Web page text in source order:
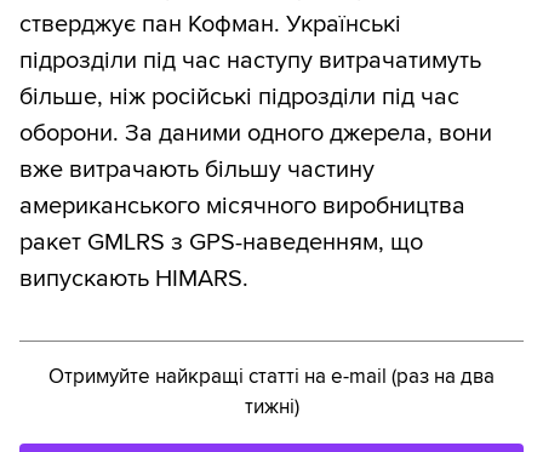
стверджує пан Кофман. Українські
підрозділи під час наступу витрачатимуть
більше, ніж російські підрозділи під час
оборони. За даними одного джерела, вони
вже витрачають більшу частину
американського місячного виробництва
ракет GMLRS з GPS-наведенням, що
випускають HIMARS.
Отримуйте найкращі статті на e-mail (раз на два
тижні)